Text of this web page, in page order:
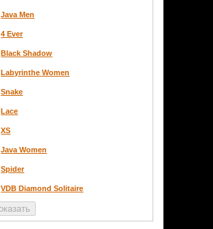
Java Men
4 Ever
Black Shadow
Labyrinthe Women
Snake
Lace
XS
Java Women
Spider
VDB Diamond Solitaire